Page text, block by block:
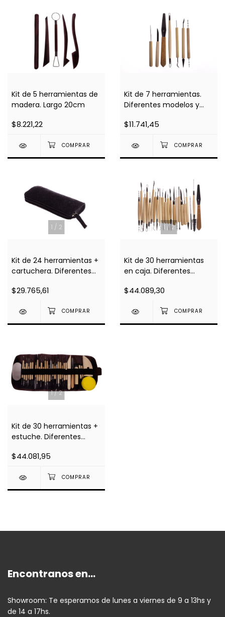
Kit de 5 herramientas de
madera. Largo 20cm
$8.221,22
Kit de 7 herramientas.
Diferentes modelos y
$11.741,45
1 / 2
Kit de 24 herramientas +
cartuchera. Diferentes
$29.765,61
1 /2
Kit de 30 herramientas
en caja. Diferentes
$44.089,30
1/2
Kit de 30 herramientas +
estuche. Diferentes
$44.081,95
Encontranos en...
Showroom: Te esperamos de lunes a viernes de 9 a 13hs y
de 14 a 17hs.